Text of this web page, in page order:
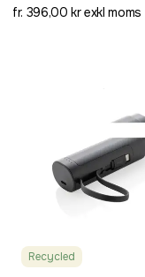
fr. 396,00 kr exkl moms
Recycled